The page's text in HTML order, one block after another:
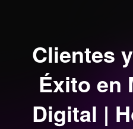
Clientes
Éxito en
Digital |